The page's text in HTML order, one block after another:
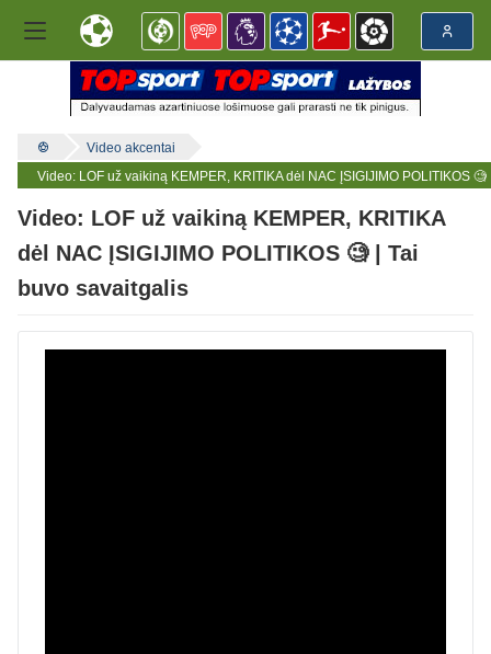
Video akcentai
Video: LOF už vaikiną KEMPER, KRITIKA dėl NAC ĮSIGIJIMO POLITIKOS
Video: LOF už vaikiną KEMPER, KRITIKA
dėl NAC ĮSIGIJIMO POLITIKOS 🧐 | Tai
buvo savaitgalis